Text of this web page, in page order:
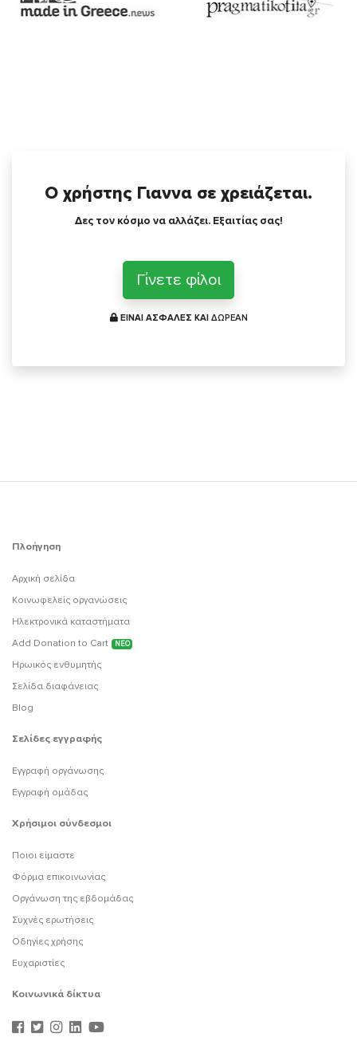
Ο χρήστης Γιαννα σε χρειάζεται.
Δες τον κόσμο να αλλάζει. Εξαιτίας σας!
Γίνετε φίλοι
ΕΙΝΑΙ ΑΣΦΑΛΕΣ ΚΑΙ ΔΩΡΕΑΝ
Πλοήγηση
Αρχική σελίδα
Κοινωφελείς οργανώσεις
Ηλεκτρονικά καταστήματα
Add Donation to Cart
ΝΕΟ
Ηρωικός ενθυμητής
Σελίδα διαφάνειας
Blog
Σελίδες εγγραφής
Εγγραφή οργάνωσης
Εγγραφή ομάδας
Χρήσιμοι σύνδεσμοι
Ποιοι είμαστε
Φόρμα επικοινωνίας
Οργάνωση της εβδομάδας
Συχνές ερωτήσεις
Οδηγίες χρήσης
Ευχαριστίες
Κοινωνικά δίκτυα